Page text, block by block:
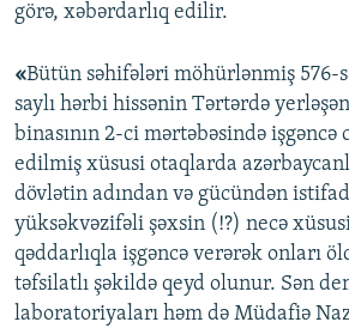
görə, xəbərdarlıq edilir.
«Bütün səhifələri möhürlənmiş 576-
saylı hərbi hissənin Tərtərdə
binasının 2-ci mərtəbəsində
edilmiş xüsusi otaqlarda
dövlətin adından və gücündən
yüksəkvəzifəli şəxsin (!?) necə xüsusi
qəddarlıqla işgəncə verərək onları
təfsilatlı şəkildə qeyd olunur. Sən
laboratoriyaları həm də Müdafiə